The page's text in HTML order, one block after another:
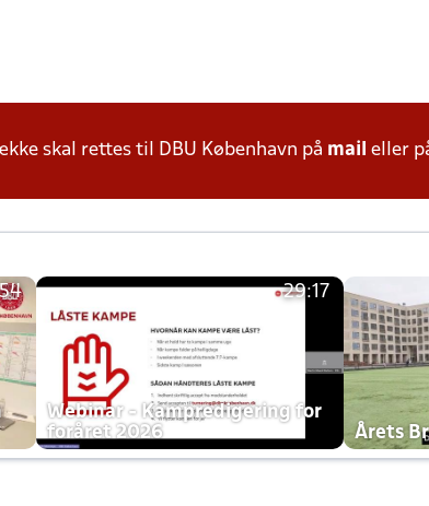
skal rettes til DBU København på mail eller
29:17
Webinar - Kampredigering for
foråret 2026
Årets